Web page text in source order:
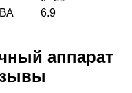
6.9
аппарат